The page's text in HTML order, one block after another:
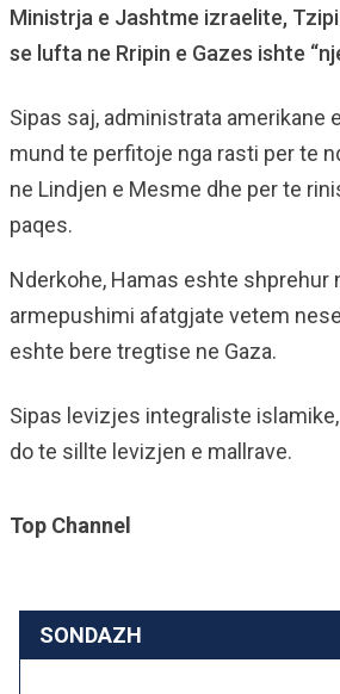
Ministrja e Jashtme izraelite,
se lufta ne Rripin e Gazes ishte
Sipas saj, administrata amerikane
mund te perfitoje nga rasti per te
ne Lindjen e Mesme dhe per te
paqes.
Nderkohe, Hamas eshte shprehur
armepushimi afatgjate vetem
eshte bere tregtise ne Gaza.
Sipas levizjes integraliste
do te sillte levizjen e mallrave.
Top Channel
SONDAZH